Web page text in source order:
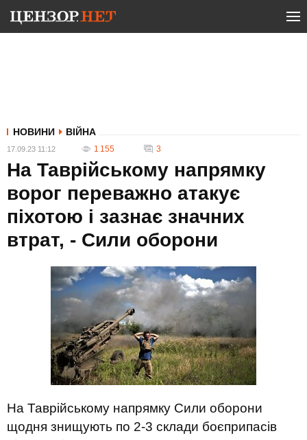
НОВИНИ ВІЙНА
17.09.23 11:12 1 155 3
На Таврійському напрямку
ворог переважно атакує
піхотою і зазнає значних
втрат, - Сили оборони
На Таврійському напрямку Сили оборони
щодня знищують по 2-3 склади боєприпасів